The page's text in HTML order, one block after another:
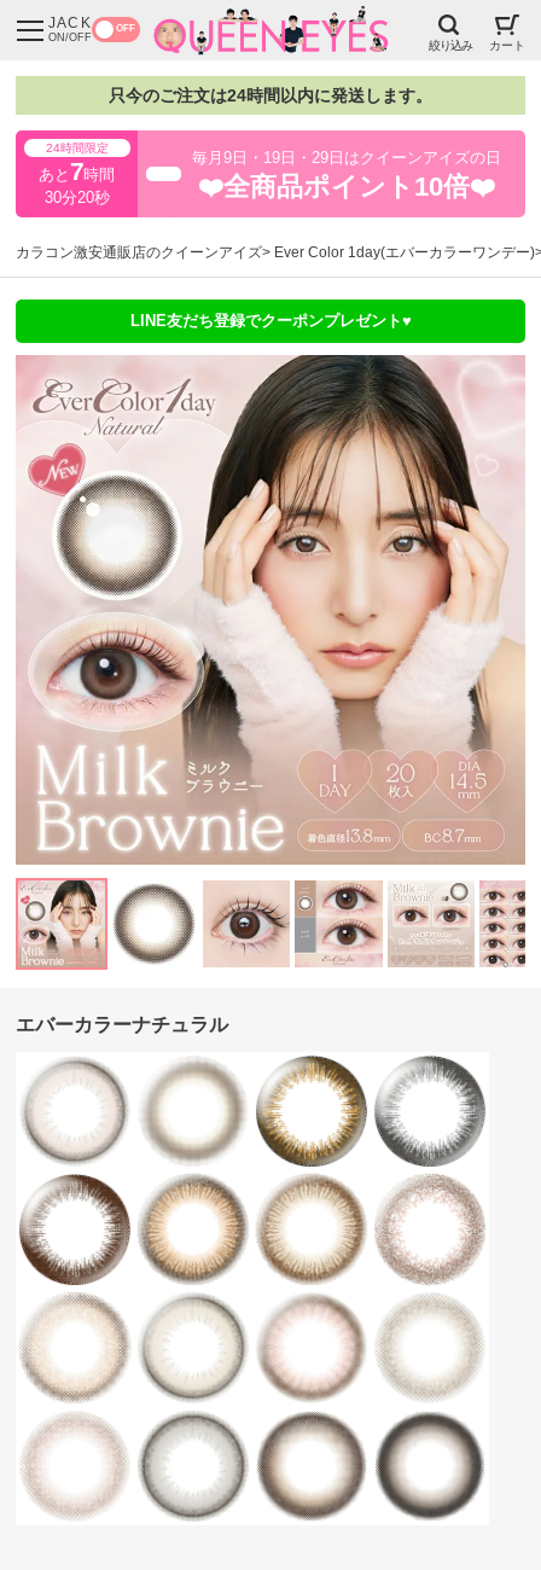
JACK
ON/OFF
OFF
絞り込み カート
只今のご注文は24時間以内に発送します。
24時間限定
あと 7時間
30分19秒
毎月9日・19日・29日はクイーンアイズの日
❤️全商品ポイント10倍❤️
カラコン激安通販店のクイーンアイズ Ever Color 1day(エバーカラーワンデー)
LINE友だち登録でクーポンプレゼント♥
エバーカラーナチュラル